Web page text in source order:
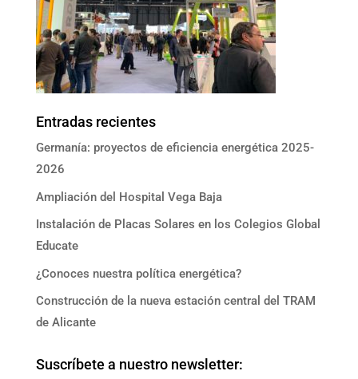
Entradas recientes
Germanía: proyectos de eficiencia energética 2025-
2026
Ampliación del Hospital Vega Baja
Instalación de Placas Solares en los Colegios Global
Educate
¿Conoces nuestra política energética?
Construcción de la nueva estación central del TRAM
de Alicante
Suscríbete a nuestro newsletter: